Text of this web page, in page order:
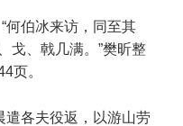
何伯冰来访，同至其
戈、戟几满。”樊昕整
页。
遣各夫役返，以游山劳